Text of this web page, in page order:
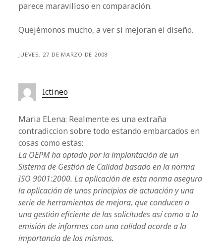
parece maravilloso en comparación.
Quejémonos mucho, a ver si mejoran el diseño.
JUEVES, 27 DE MARZO DE 2008
Ictineo
Maria ELena: Realmente es una extraña
contradiccion sobre todo estando embarcados en
cosas como estas:
La OEPM ha optado por la implantación de un
Sistema de Gestión de Calidad basado en la norma
ISO 9001:2000. La aplicación de esta norma asegura
la aplicación de unos principios de actuación y una
serie de herramientas de mejora, que conducen a
una gestión eficiente de las solicitudes así como a la
emisión de informes con una calidad acorde a la
importancia de los mismos.